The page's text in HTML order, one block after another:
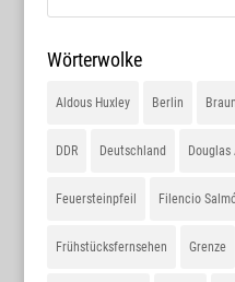
Wörterwolke
Aldous Huxley Berlin
DDR Deutschland Douglas
Feuersteinpfeil Filencio
Frühstücksfernsehen Grenze